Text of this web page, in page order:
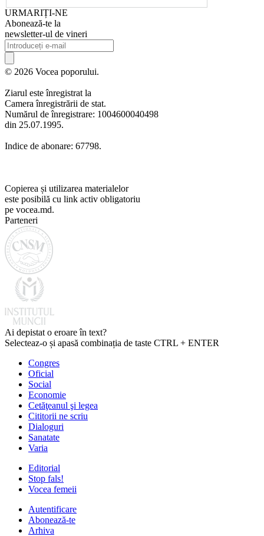
URMARIȚI-NE
Abonează-te la
newsletter-ul de vineri
© 2026 Vocea poporului.
Ziarul este înregistrat la
Camera înregistrării de stat.
Numărul de înregistrare: 1004600040498
din 25.07.1995.
Indice de abonare: 67798.
Copierea și utilizarea materialelor
este posibilă cu link activ obligatoriu
pe vocea.md.
Parteneri
Ai depistat o eroare în text?
Selecteaz-o și apasă combinația de taste CTRL + ENTER
Congres
Oficial
Social
Economie
Cetăţeanul şi legea
Cititorii ne scriu
Dialoguri
Sanatate
Varia
Editorial
Stop fals!
Vocea femeii
Autentificare
Abonează-te
Arhiva